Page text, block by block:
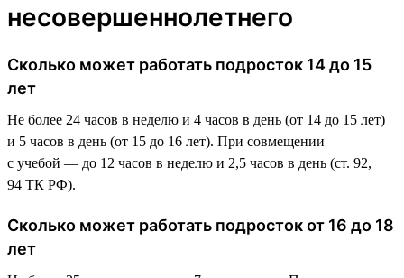
несовершеннолетнего
Сколько может работать подросток 14 до 15
лет
Не более 24 часов в неделю и 4 часов в день (от 14 до 15 лет)
и 5 часов в день (от 15 до 16 лет). При совмещении
с учебой — до 12 часов в неделю и 2,5 часов в день (ст. 92,
94 ТК РФ).
Сколько может работать подросток от 16 до 18
лет